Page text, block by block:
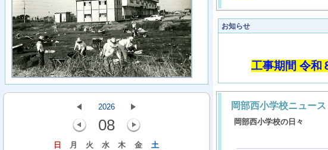
2026
08
日 月 火 水 木 金
土
お知らせ
工事期間 令和
岡部西小学校ニュース
岡部西小学校の日々